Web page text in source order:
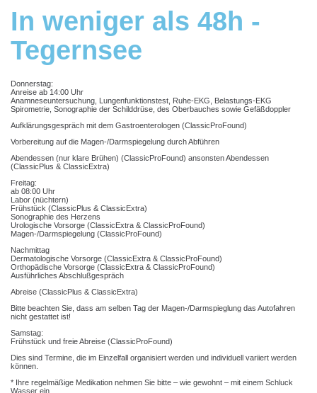
In weniger als 48h -
Tegernsee
Donnerstag:
Anreise ab 14:00 Uhr
Anamneseuntersuchung, Lungenfunktionstest, Ruhe-EKG, Belastungs-EKG
Spirometrie, Sonographie der Schilddrüse, des Oberbauches sowie Gefäßdoppler
Aufklärungsgespräch mit dem Gastroenterologen (ClassicProFound)
Vorbereitung auf die Magen-/Darmspiegelung durch Abführen
Abendessen (nur klare Brühen) (ClassicProFound) ansonsten Abendessen
(ClassicPlus & ClassicExtra)
Freitag:
ab 08:00 Uhr
Labor (nüchtern)
Frühstück (ClassicPlus & ClassicExtra)
Sonographie des Herzens
Urologische Vorsorge (ClassicExtra & ClassicProFound)
Magen-/Darmspiegelung (ClassicProFound)
Nachmittag
Dermatologische Vorsorge (ClassicExtra & ClassicProFound)
Orthopädische Vorsorge (ClassicExtra & ClassicProFound)
Ausführliches Abschlußgespräch
Abreise (ClassicPlus & ClassicExtra)
Bitte beachten Sie, dass am selben Tag der Magen-/Darmspieglung das Autofahren
nicht gestattet ist!
Samstag:
Frühstück und freie Abreise (ClassicProFound)
Dies sind Termine, die im Einzelfall organisiert werden und individuell variiert werden
können.
* Ihre regelmäßige Medikation nehmen Sie bitte – wie gewohnt – mit einem Schluck
Wasser ein.